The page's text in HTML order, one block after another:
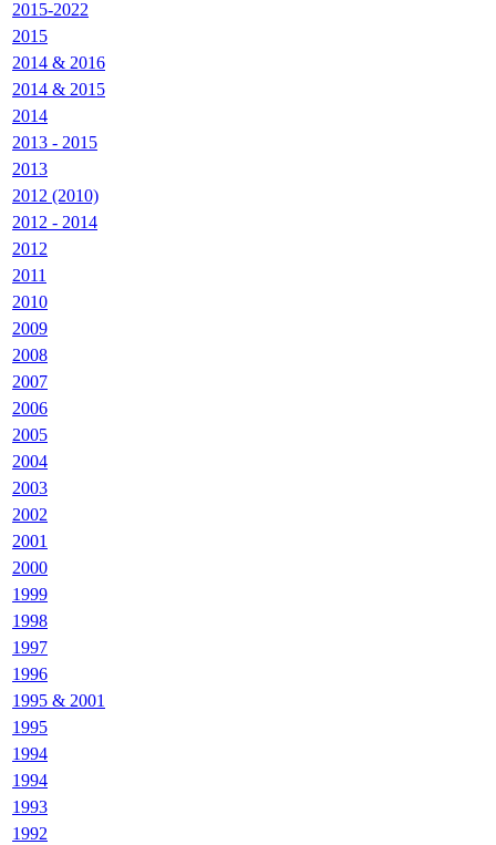
2015-2022
2015
2014 & 2016
2014 & 2015
2014
2013 - 2015
2013
2012 (2010)
2012 - 2014
2012
2011
2010
2009
2008
2007
2006
2005
2004
2003
2002
2001
2000
1999
1998
1997
1996
1995 & 2001
1995
1994
1994
1993
1992